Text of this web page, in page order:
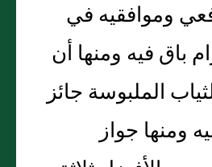
وموافقيه في
باق فيه ومنها أن
الملبوسة جائز
ومنها جواز